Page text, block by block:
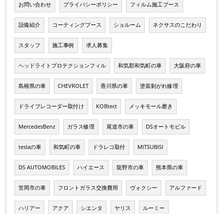
お問い合わせ プライバシーポリシー フィルム施工ブース
設備紹介 コーティングブース ショルーム ネクサスのこだわり
スタッフ 施工事例 求人募集
ヘッドライトプロテクションフィル 和気郡和気町の車 大阪府の車
島根県の車 CHEVROLET 香川県の車 塗装剝がれ修理
ドライブレコーダー取付け KOBtect メッキモール磨き
MercedesBenz ガラス修理 尾道市の車 DSオートモビル
teslaの車 和気町の車 ドラレコ取付 MITSUBISI
DS AUTOMOBILES ハイエース 龍野市の車 熊本県の車
笠岡市の車 フロントガラス交換費用 ヴォクシー アルファード
ハリアー アクア シエンタ ヤリス ルーミー